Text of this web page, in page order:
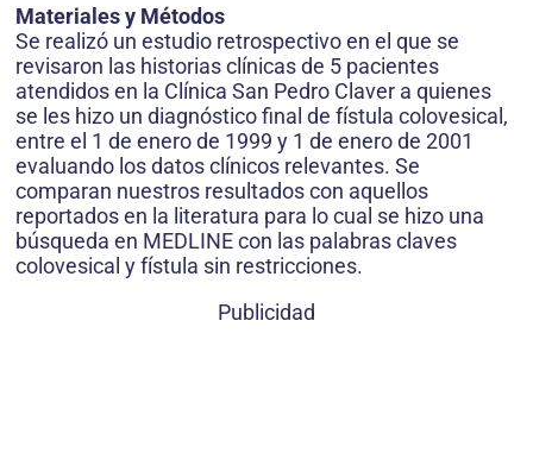
Materiales y Métodos
Se realizó un estudio retrospectivo en el que se
revisaron las historias clínicas de 5 pacientes
atendidos en la Clínica San Pedro Claver a quienes
se les hizo un diagnóstico final de fístula colovesical,
entre el 1 de enero de 1999 y 1 de enero de 2001
evaluando los datos clínicos relevantes. Se
comparan nuestros resultados con aquellos
reportados en la literatura para lo cual se hizo una
búsqueda en MEDLINE con las palabras claves
colovesical y fístula sin restricciones.
Publicidad